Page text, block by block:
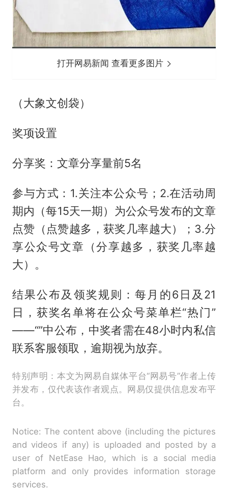
打开网易新闻 查看更多图片
（大象文创袋）
奖项设置
分享奖：文章分享量前5名
参与方式：1.关注本公众号；2.在活动周
期内（每15天一期）为公众号发布的文章
点赞（点赞越多，获奖几率越大）；3.分
享公众号文章（分享越多，获奖几率越
大）。
结果公布及领奖规则：每月的6日及21
日，获奖名单将在公众号菜单栏“热门”
——“”中公布，中奖者需在48小时内私信
联系客服领取，逾期视为放弃。
特别声明：本文为网易自媒体平台“网易号”作者上传
并发布，仅代表该作者观点。网易仅提供信息发布平
台。
Notice: The content above (including the pictures
and videos if any) is uploaded and posted by a
user of NetEase Hao, which is a social media
platform and only provides information storage
services.